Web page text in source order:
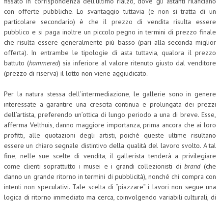
con offerte pubbliche. Lo svantaggio tuttavia (e non si tratta di un
particolare secondario) è che il prezzo di vendita risulta essere
pubblico e si paga inoltre un piccolo pegno in termini di prezzo finale
che risulta essere generalmente più basso (pari alla seconda miglior
offerta). In entrambe le tipologie di asta tuttavia, qualora il prezzo
battuto (hammered) sia inferiore al valore ritenuto giusto dal venditore
(prezzo di riserva) il lotto non viene aggiudicato.
Per la natura stessa dell’intermediazione, le gallerie sono in genere
interessate a garantire una crescita continua e prolungata dei prezzi
dell’artista, preferendo un’ottica di lungo periodo a una di breve. Esse,
afferma Velthuis, danno maggiore importanza, prima ancora che ai loro
profitti, alle quotazioni degli artisti, poiché queste ultime risultano
essere un chiaro segnale distintivo della qualità del lavoro svolto. A tal
fine, nelle sue scelte di vendita, il gallerista tenderà a privilegiare
come clienti soprattutto i musei e i grandi collezionisti dibrand(che
danno un grande ritorno in termini di pubblicità), nonché chi compra con
intenti non speculativi. Tale scelta di “piazzare” i lavori non segue una
logica di ritorno immediato ma cerca, coinvolgendo variabili culturali, di